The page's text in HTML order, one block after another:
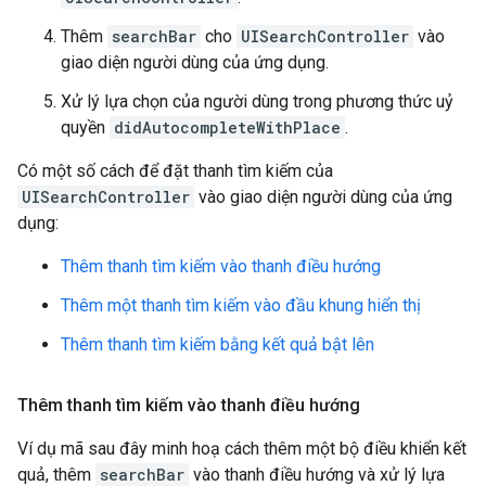
Thêm searchBar cho UISearchController vào
giao diện người dùng của ứng dụng.
Xử lý lựa chọn của người dùng trong phương thức uỷ
quyền didAutocompleteWithPlace .
Có một số cách để đặt thanh tìm kiếm của
UISearchController vào giao diện người dùng của ứng
dụng:
Thêm thanh tìm kiếm vào thanh điều hướng
Thêm một thanh tìm kiếm vào đầu khung hiển thị
Thêm thanh tìm kiếm bằng kết quả bật lên
Thêm thanh tìm kiếm vào thanh điều hướng
Ví dụ mã sau đây minh hoạ cách thêm một bộ điều khiển kết
quả, thêm searchBar vào thanh điều hướng và xử lý lựa